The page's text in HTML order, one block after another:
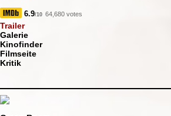
6.9/10 64,680 votes
Trailer
Galerie
Kinofinder
Filmseite
Kritik